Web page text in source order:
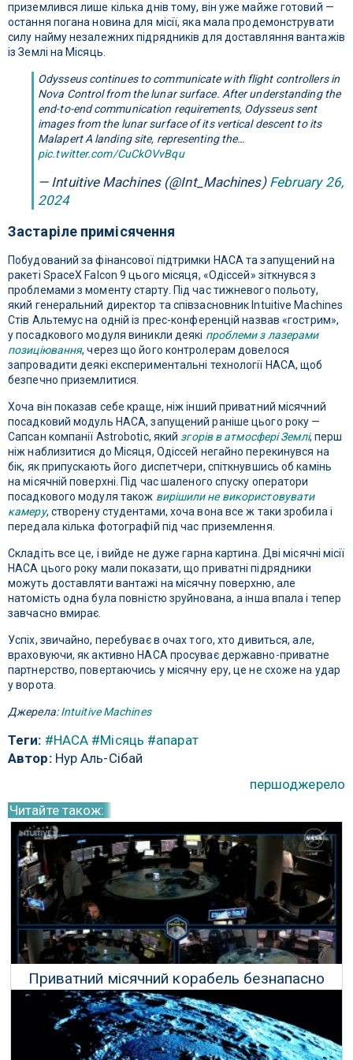
приземлився лише кілька днів тому, він уже майже готовий —
остання погана новина для місії, яка мала продемонструвати
силу найму незалежних підрядників для доставляння вантажів
із Землі на Місяць.
Odysseus continues to communicate with flight controllers in
Nova Control from the lunar surface. After understanding the
end-to-end communication requirements, Odysseus sent
images from the lunar surface of its vertical descent to its
Malapert A landing site, representing the…
pic.twitter.com/CuCkOVvBqu
— Intuitive Machines (@Int_Machines) February 26,
2024
Застаріле примісячення
Побудований за фінансової підтримки НАСА та запущений на
ракеті SpaceX Falcon 9 цього місяця, «Одіссей» зіткнувся з
проблемами з моменту старту. Під час тижневого польоту,
який генеральний директор та співзасновник Intuitive Machines
Стів Альтемус на одній із прес-конференцій назвав «гострим»,
у посадкового модуля виникли деякі проблеми з лазерами
позиціювання, через що його контролерам довелося
запровадити деякі експериментальні технології НАСА, щоб
безпечно приземлитися.
Хоча він показав себе краще, ніж інший приватний місячний
посадковий модуль НАСА, запущений раніше цього року —
Сапсан компанії Astrobotic, який згорів в атмосфері Землі, перш
ніж наблизитися до Місяця, Одіссей негайно перекинувся на
бік, як припускають його диспетчери, спіткнувшись об камінь
на місячній поверхні. Під час шаленого спуску оператори
посадкового модуля також вирішили не використовувати
камеру, створену студентами, хоча вона все ж таки зробила і
передала кілька фотографій під час приземлення.
Складіть все це, і вийде не дуже гарна картина. Дві місячні місії
НАСА цього року мали показати, що приватні підрядники
можуть доставляти вантажі на місячну поверхню, але
натомість одна була повністю зруйнована, а інша впала і тепер
завчасно вмирає.
Успіх, звичайно, перебуває в очах того, хто дивиться, але,
враховуючи, як активно НАСА просуває державно-приватне
партнерство, повертаючись у місячну еру, це не схоже на удар
у ворота.
Джерела:Intuitive Machines
Теги: #НАСА #Місяць #апарат
Автор:Нур Аль-Сібай
першоджерело
Читайте також:
Приватний місячний корабель безнапасно
приземлився на Місяці
23 Лютого 2024 р.